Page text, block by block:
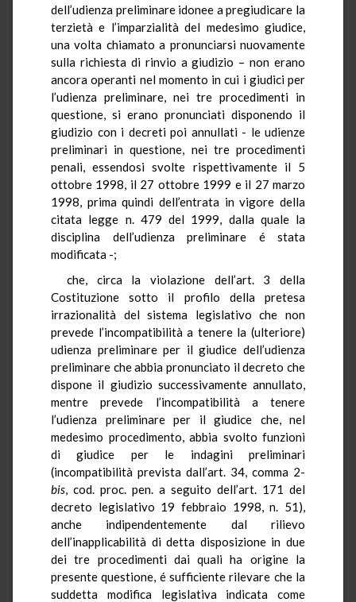
dell’udienza preliminare idonee a pregiudicare la
terzietà e l’imparzialità del medesimo giudice,
una volta chiamato a pronunciarsi nuovamente
sulla richiesta di rinvio a giudizio – non erano
ancora operanti nel momento in cui i giudici per
l’udienza preliminare, nei tre procedimenti in
questione, si erano pronunciati disponendo il
giudizio con i decreti poi annullati - le udienze
preliminari in questione, nei tre procedimenti
penali, essendosi svolte rispettivamente il 5
ottobre 1998, il 27 ottobre 1999 e il 27 marzo
1998, prima quindi dell’entrata in vigore della
citata legge n. 479 del 1999, dalla quale la
disciplina dell’udienza preliminare é stata
modificata -;
che, circa la violazione dell’art. 3 della
Costituzione sotto il profilo della pretesa
irrazionalità del sistema legislativo che non
prevede l’incompatibilità a tenere la (ulteriore)
udienza preliminare per il giudice dell’udienza
preliminare che abbia pronunciato il decreto che
dispone il giudizio successivamente annullato,
mentre prevede l’incompatibilità a tenere
l’udienza preliminare per il giudice che, nel
medesimo procedimento, abbia svolto funzioni
di giudice per le indagini preliminari
(incompatibilità prevista dall’art. 34, comma 2-
bis, cod. proc. pen. a seguito dell’art. 171 del
decreto legislativo 19 febbraio 1998, n. 51),
anche indipendentemente dal rilievo
dell’inapplicabilità di detta disposizione in due
dei tre procedimenti dai quali ha origine la
presente questione, é sufficiente rilevare che la
suddetta modifica legislativa indicata come